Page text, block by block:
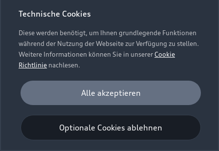
Bordbuch & Bedienungsanleitungen
Verträge kündigen
Vertrag widerrufen
Datenschutz
Audi erleben
Newsletter
Datenschutzinformation
Cookie-Richtlinie
Barrierefreiheit
Digital Services Act
EU Data Act
Embleme am Fahrzeug bei allen Abbildungen auf dieser
Webseite kann abweichen.
Technische Cookies
Diese werden benötigt, um Ihnen grundlegende Funktionen
während der Nutzung der Webseite zur Verfügung zu stellen.
Weitere Informationen können Sie in unsererCookie
Richtlinie nachlesen.
Analyse und Statistik
Performance Cookies sammeln Informationen
darüber, wie unsere Webseite genutzt wird (z. B.
Anzahl der Besuche, Verweildauer). Diese Cookies
werden zur Optimierung der Webseite verwendet.
Optionale Cookies ablehnen
Alle akzeptieren